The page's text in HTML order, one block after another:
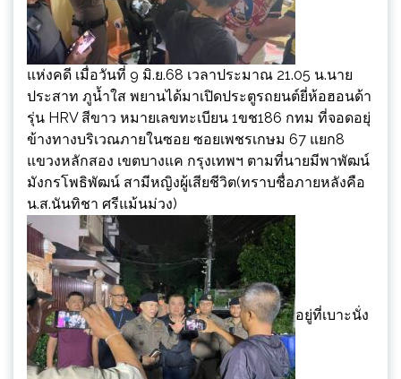
แห่งคดี เมื่อวันที่ 9 มิ.ย.68 เวลาประมาณ 21.05 น.นาย
ประสาท ภูน้ำใส พยานได้มาเปิดประตูรถยนต์ยี่ห้อฮอนด้า
รุ่น HRV สีขาว หมายเลขทะเบียน 1ขช186 กทม ที่จอดอยุ่
ข้างทางบริเวณภายในซอย ซอยเพชรเกษม 67 แยก8
แขวงหลักสอง เขตบางแค กรุงเทพฯ ตามที่นายมีพาพัฒน์
มังกรโพธิพัฒน์ สามีหญิงผู้เสียชีวิต(ทราบชื่อภายหลังคือ
น.ส.นันทิชา ศรีแม้นม่วง)
อยู่ที่เบาะนั่ง